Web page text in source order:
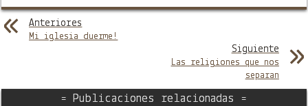
Anteriores
Mi iglesia duerme!
Siguiente
Las religiones que nos
separan
= Publicaciones relacionadas =